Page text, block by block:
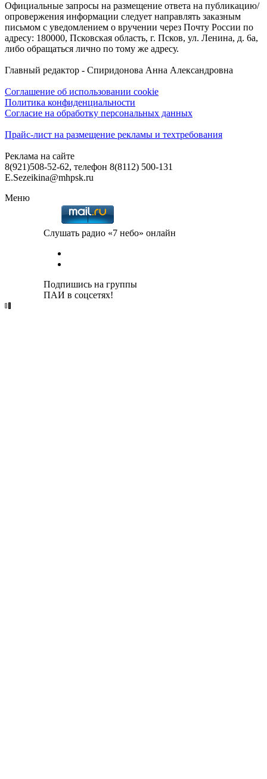
Официальные запросы на размещение ответа на публикацию/
опровержения информации следует направлять заказным
письмом с уведомлением о вручении через Почту России по
адресу: 180000, Псковская область, г. Псков, ул. Ленина, д. 6а,
либо обращаться лично по тому же адресу.
Главный редактор - Спиридонова Анна Александровна
Соглашение об использовании cookie
Политика конфиденциальности
Согласие на обработку персональных данных
Прайс-лист на размещение рекламы и техтребования
Реклама на сайте
8(921)508-52-62, телефон 8(8112) 500-131
E.Sezeikina@mhpsk.ru
Меню
Слушать радио «7 небо» онлайн
Подпишись на группы
ПАИ в соцсетях!